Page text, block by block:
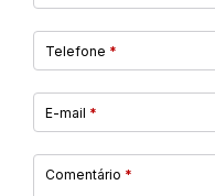
Telefone *
E-mail *
Comentário *